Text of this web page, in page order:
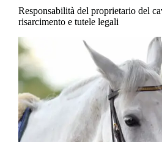
Responsabilità del proprietario del
risarcimento e tutele legali